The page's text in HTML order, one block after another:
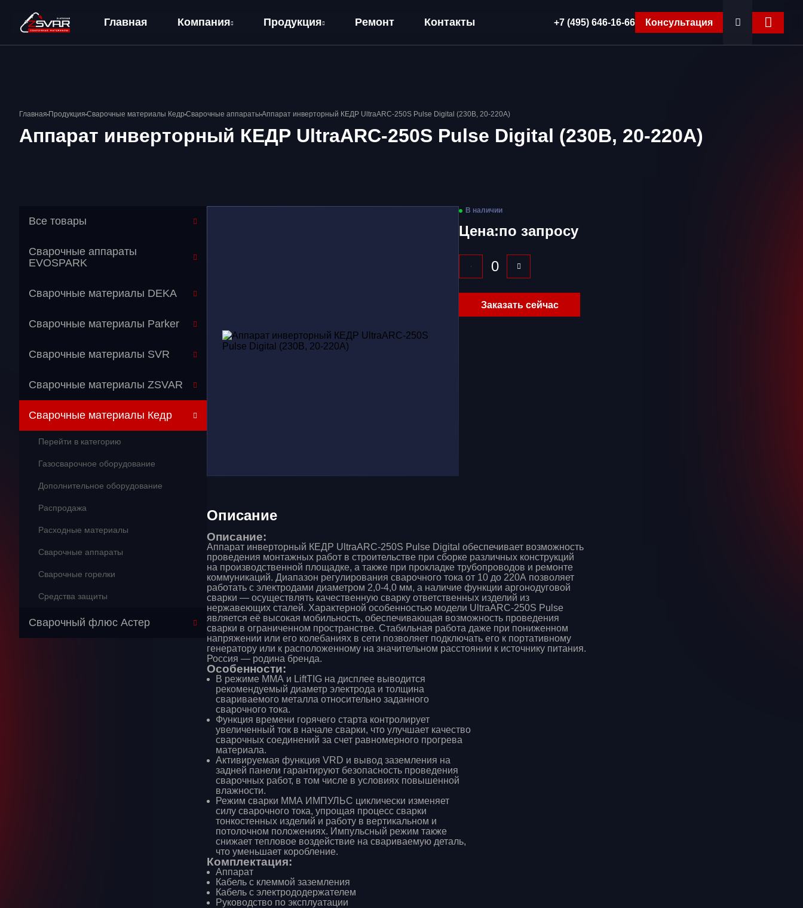
Главная Компания Продукция Ремонт Контакты +7 (495) 646-16-66 Консультация
Главная Продукция Сварочные материалы Кедр Сварочные аппараты Аппарат инверторный КЕДР UltraARC-250S Pulse Digital (230В, 20-220А)
Аппарат инверторный КЕДР UltraARC-250S Pulse Digital (230В, 20-220А)
Все товары
Сварочные аппараты
EVOSPARK
Сварочные материалы DEKA
Сварочные материалы Parker
Сварочные материалы SVR
Сварочные материалы ZSVAR
Сварочные материалы Кедр
Перейти в категорию
Газосварочное оборудование
Дополнительное оборудование
Распродажа
Расходные материалы
Сварочные аппараты
Сварочные горелки
Средства защиты
Сварочный флюс Астер
В наличии
Цена:по запросу
Заказать сейчас
Описание
Описание:
Аппарат инверторный КЕДР UltraARC-250S Pulse Digital обеспечивает возможность
проведения монтажных работ в строительстве при сборке различных конструкций
на производственной площадке, а также при прокладке трубопроводов и ремонте
коммуникаций. Диапазон регулирования сварочного тока от 10 до 220А позволяет
работать с электродами диаметром 2,0-4,0 мм, а наличие функции аргонодуговой
сварки — осуществлять качественную сварку ответственных изделий из
нержавеющих сталей. Характерной особенностью модели UltraARC-250S Pulse
является её высокая мобильность, обеспечивающая возможность проведения
сварки в ограниченном пространстве. Стабильная работа даже при пониженном
напряжении или его колебаниях в сети позволяет подключать его к портативному
генератору или к расположенному на значительном расстоянии к источнику питания.
Россия — родина бренда.
Особенности:
В режиме ММА и LiftTIG на дисплее выводится
рекомендуемый диаметр электрода и толщина
свариваемого металла относительно заданного
сварочного тока.
Функция времени горячего старта контролирует
увеличенный ток в начале сварки, что улучшает качество
сварочных соединений за счет равномерного прогрева
материала.
Активируемая функция VRD и вывод заземления на
задней панели гарантируют безопасность проведения
сварочных работ, в том числе в условиях повышенной
влажности.
Режим сварки ММА ИМПУЛЬС циклически изменяет
силу сварочного тока, упрощая процесс сварки
тонкостенных изделий и работу в вертикальном и
потолочном положениях. Импульсный режим также
снижает тепловое воздействие на свариваемую деталь,
что уменьшает коробление.
Комплектация:
Аппарат
Кабель с клеммой заземления
Кабель с электрододержателем
Руководство по эксплуатации